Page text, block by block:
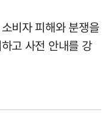
비자 피해와 분쟁을
고 사전 안내를 강